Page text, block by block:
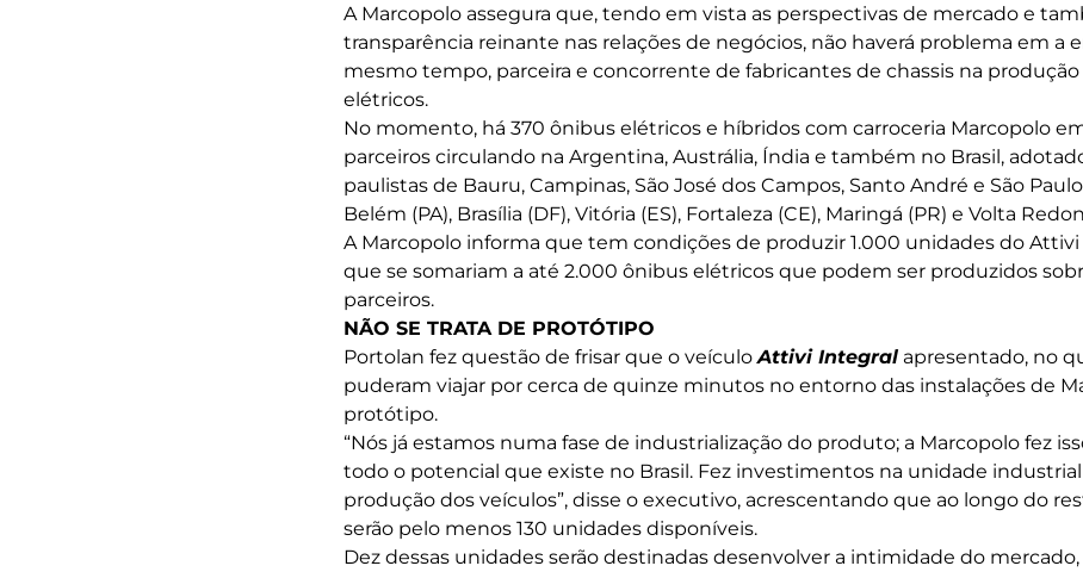
A Marcopolo assegura que, tendo em vista as perspectivas de mercado e
transparência reinante nas relações de negócios, não haverá problema em a
mesmo tempo, parceira e concorrente de fabricantes de chassis na
elétricos.
No momento, há 370 ônibus elétricos e híbridos com carroceria Marcopolo
parceiros circulando na Argentina, Austrália, Índia e também no Brasil,
paulistas de Bauru, Campinas, São José dos Campos, Santo André e São
Belém (PA), Brasília (DF), Vitória (ES), Fortaleza (CE), Maringá (PR) e Volta
A Marcopolo informa que tem condições de produzir 1.000 unidades do
que se somariam a até 2.000 ônibus elétricos que podem ser produzidos
parceiros.
NÃO SE TRATA DE PROTÓTIPO
Portolan fez questão de frisar que o veículoAttivi Integral apresentado, no
puderam viajar por cerca de quinze minutos no entorno das instalações de
protótipo.
“Nós já estamos numa fase de industrialização do produto; a Marcopolo fez
todo o potencial que existe no Brasil. Fez investimentos na unidade
produção dos veículos”, disse o executivo, acrescentando que ao longo do
serão pelo menos 130 unidades disponíveis.
Dez dessas unidades serão destinadas desenvolver a intimidade do